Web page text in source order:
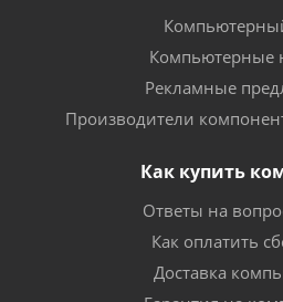
Компьютерные
Рекламные
Производители
Как купить
Ответы на
Как оплатить
Доставка